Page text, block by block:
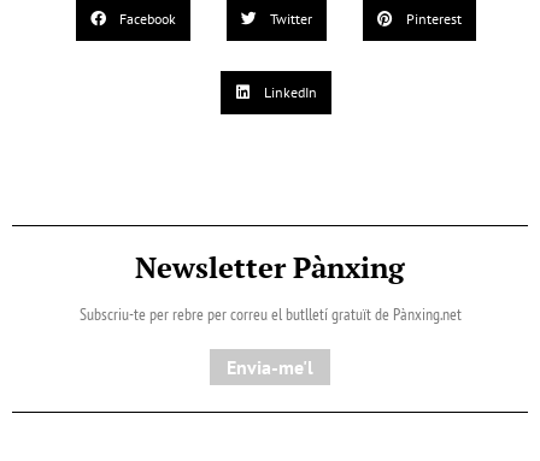
Facebook Twitter Pinterest
LinkedIn
Newsletter Pànxing
Subscriu-te per rebre per correu el butlletí gratuït de Pànxing.net​
Envia-me'l